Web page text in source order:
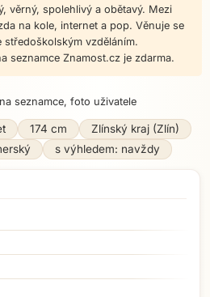
věrný, spolehlivý a obětavý. Mezi
na kole, internet a pop. Věnuje se
vzděláním.
seznamce Znamost.cz je zdarma.
174 cm
Zlínský kraj (Zlín)
s výhledem: navždy